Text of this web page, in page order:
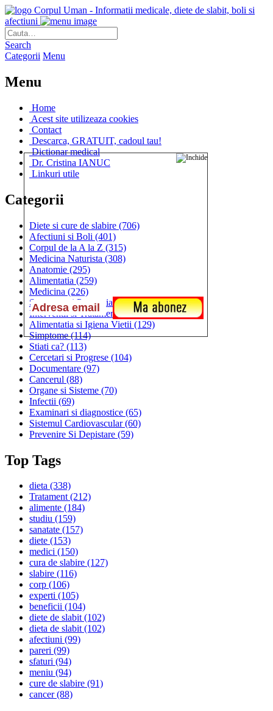
Corpul Uman - Informatii medicale, diete de slabit, boli si
afectiuni
Search
Categorii Menu
Menu
Home
Acest site utilizeaza cookies
Contact
Descarca, GRATUIT, cadoul tau!
Dictionar medical
Dr. Cristina IANUC
Linkuri utile
Categorii
Diete si cure de slabire (706)
Afectiuni si Boli (401)
Corpul de la A la Z (315)
Medicina Naturista (308)
Anatomie (295)
Alimentatia (259)
Medicina (226)
Sanatatea si Preventia(170)
Interventii si Tratamente(167)
Alimentatia si Igiena Vietii (129)
Simptome(114)
Stiati ca? (113)
Cercetari si Progrese (104)
Documentare (97)
Cancerul (88)
Organe si Sisteme (70)
Infectii (69)
Examinari si diagnostice (65)
Sistemul Cardiovascular(60)
Prevenire Si Depistare (59)
Top Tags
dieta (338)
Tratament(212)
alimente (184)
studiu (159)
sanatate (157)
diete (153)
medici (150)
cura de slabire (127)
slabire (116)
corp (106)
experti (105)
beneficii (104)
diete de slabit(102)
dieta de slabit(102)
afectiuni (99)
pareri (99)
sfaturi (94)
meniu (94)
cure de slabire (91)
cancer(88)